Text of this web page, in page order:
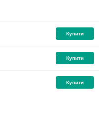
Купити
Купити
Купити